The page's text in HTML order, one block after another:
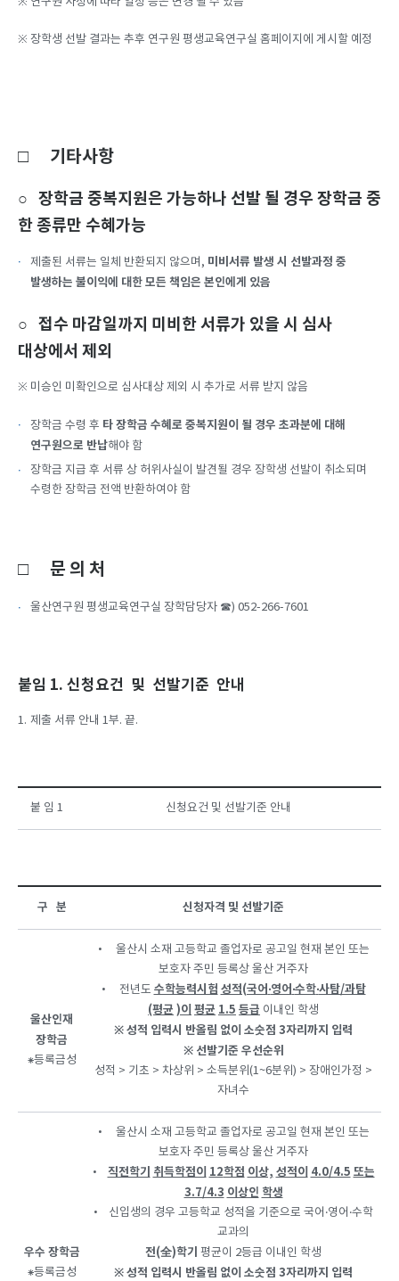
※ 장학생 선발 결과는 추후 연구원 평생교육연구실 홈페이지에 게시할 예정
□ 기타사항
○ 장학금 중복지원은 가능하나 선발 될 경우 장학금 중
한 종류만 수혜가능
제출된 서류는 일체 반환되지 않으며, 미비서류 발생 시 선발과정 중
발생하는 불이익에 대한 모든 책임은 본인에게 있음
○ 접수 마감일까지 미비한 서류가 있을 시 심사
대상에서 제외
※ 미승인 미확인으로 심사대상 제외 시 추가로 서류 받지 않음
장학금 수령 후 타 장학금 수혜로 중복지원이 될 경우 초과분에 대해
연구원으로 반납해야 함
장학금 지급 후 서류 상 허위사실이 발견될 경우 장학생 선발이 취소되며
수령한 장학금 전액 반환하여야 함
□ 문 의 처
울산연구원 평생교육연구실 장학담당자 ☎) 052-266-7601
붙임 1. 신청요건 및 선발기준 안내
제출 서류 안내 1부. 끝.
붙 임 1 신청요건 및 선발기준 안내
구 분 신청자격 및 선발기준
울산인재
장학금
⁕등록금성
• 울산시 소재 고등학교 졸업자로 공고일 현재 본인 또는
보호자 주민 등록상 울산 거주자
• 전년도 수학능력시험 성적(국어 ‧영어 ‧수학‧사탐/과탐
(평균 )이 평균 1.5 등급 이내인 학생
※성적 입력시 반올림 없이 소숫점 3자리까지 입력
※ 선발기준 우선순위
성적 > 기초 > 차상위 > 소득분위(1~6분위) > 장애인가정 >
자녀수
우수 장학금
⁕등록금성
• 울산시 소재 고등학교 졸업자로 공고일 현재 본인 또는
보호자 주민 등록상 울산 거주자
• 직전학기 취득학점이 12학점 이상, 성적이 4.0/4.5 또는
3.7/4.3 이상인 학생
• 신입생의 경우 고등학교 성적을 기준으로 국어‧영어‧수학
교과의
전(全)학기 평균이 2등급 이내인 학생
※성적 입력시 반올림 없이 소숫점 3자리까지 입력